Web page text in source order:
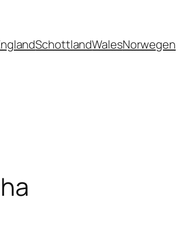
SchottlandWalesNorwegen